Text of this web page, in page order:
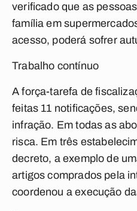
verificado que as
família em
acesso, poderá sofrer
Trabalho contínuo
A força-tarefa de
feitas 11 notificações,
infração. Em todas as
risca. Em três
decreto, a exemplo de
artigos comprados pela
coordenou a execução